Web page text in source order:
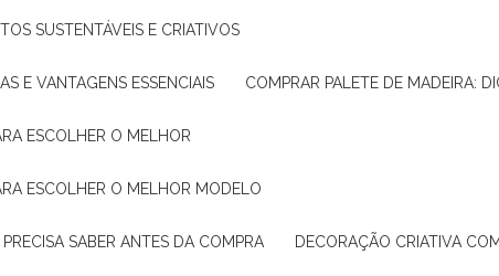
SUSTENTÁVEIS E CRIATIVOS
E VANTAGENS ESSENCIAIS COMPRAR PALETE DE MADEIRA:
ESCOLHER O MELHOR
ESCOLHER O MELHOR MODELO
SABER ANTES DA COMPRA DECORAÇÃO CRIATIVA